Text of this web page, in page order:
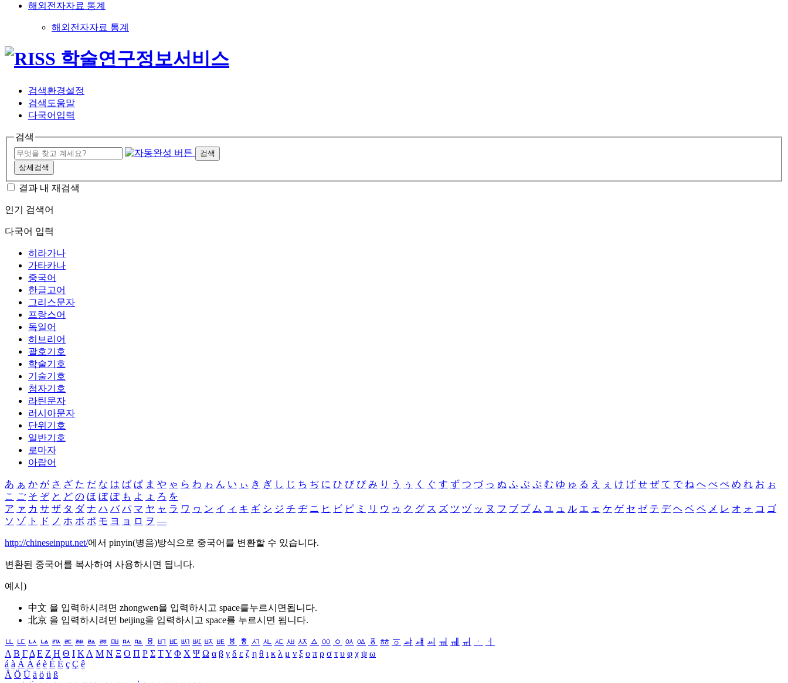
해외전자자료 통계
해외전자자료 통계
검색환경설정
검색도움말
다국어입력
검색
검색
상세검색
결과 내 재검색
인기 검색어
다국어 입력
히라가나
가타카나
중국어
한글고어
그리스문자
프랑스어
독일어
히브리어
괄호기호
학술기호
기술기호
첨자기호
라틴문자
러시아문자
단위기호
일반기호
로마자
아랍어
あ ぁ か が さ ざ た だ な は ば ぱ ま や ゃ ら わ ゎ ん い ぃ き ぎ し じ ち ぢ に ひ び ぴ み り う ぅ く ぐ す ず つ づ っ ぬ ふ ぶ ぷ む ゆ ゅ る え ぇ け げ せ ぜ て で ね へ べ ぺ め れ お ぉ
こ ご そ ぞ と ど の ほ ぼ ぽ も よ ょ ろ を
ア ァ カ サ ザ タ ダ ナ ハ バ パ マ ヤ ャ ラ ワ ヮ ン イ ィ キ ギ シ ジ チ ヂ ニ ヒ ビ ピ ミ リ ウ ゥ ク グ ス ズ ツ ヅ ッ ヌ フ ブ プ ム ユ ュ ル エ ェ ケ ゲ セ ゼ テ デ ヘ ベ ペ メ レ オ ォ コ ゴ
ソ ゾ ト ド ノ ホ ボ ポ モ ヨ ョ ロ ヲ ―
http://chineseinput.net/에서 pinyin(병음)방식으로 중국어를 변환할 수 있습니다.
변환된 중국어를 복사하여 사용하시면 됩니다.
예시)
中文 을 입력하시려면 zhongwen을 입력하시고 space를누르시면됩니다.
北京 을 입력하시려면 beijing을 입력하시고 space를 누르시면 됩니다.
ㅥ ㅦ ㅧ ㅨ ㅩ ㅪ ㅫ ㅬ ㅭ ㅮ ㅯ ㅰ ㅱ ㅲ ㅳ ㅴ ㅵ ㅶ ㅷ ㅸ ㅹ ㅺ ㅻ ㅼ ㅽ ㅾ ㅿ ㆀ ㆁ ㆂ ㆃ ㆄ ㆅ ㆆ ㆇ ㆈ ㆉ ㆊ ㆋ ㆌ ㆍ
ㆎ
Α Β ΓΔ Ε Ζ Η Θ Ι ΚΛ Μ Ν Ξ Ο Π Ρ Σ ΤΥ Φ Χ Ψ Ω α β γ δ ε ζ η θ ι κ λ μ ν ξ ο π ρ σ τ υ φ χ ψ ω
á à Á À é è É È ç Ç ê
Ä Ö Ü ä ö ü ß